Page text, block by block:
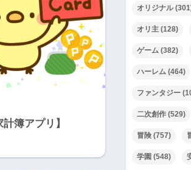
簿アプリ】
オリジナル
オリ主 (128)
ゲーム (382)
ハーレム (464)
ファンタジー
二次創作 (529)
冒険 (757)
学園 (548)